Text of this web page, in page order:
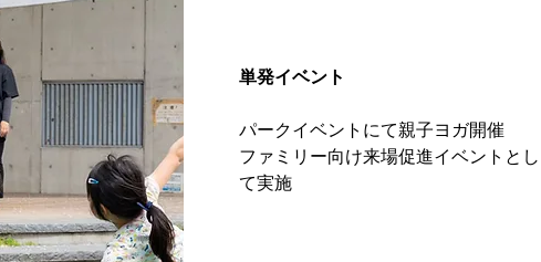
単発イベント
パークイベントにて親子ヨガ開催
ファミリー向け来場促進イベントとし
て実施